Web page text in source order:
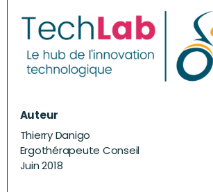
Auteur
Thierry Danigo
Ergothérapeute Conseil
Juin 2018